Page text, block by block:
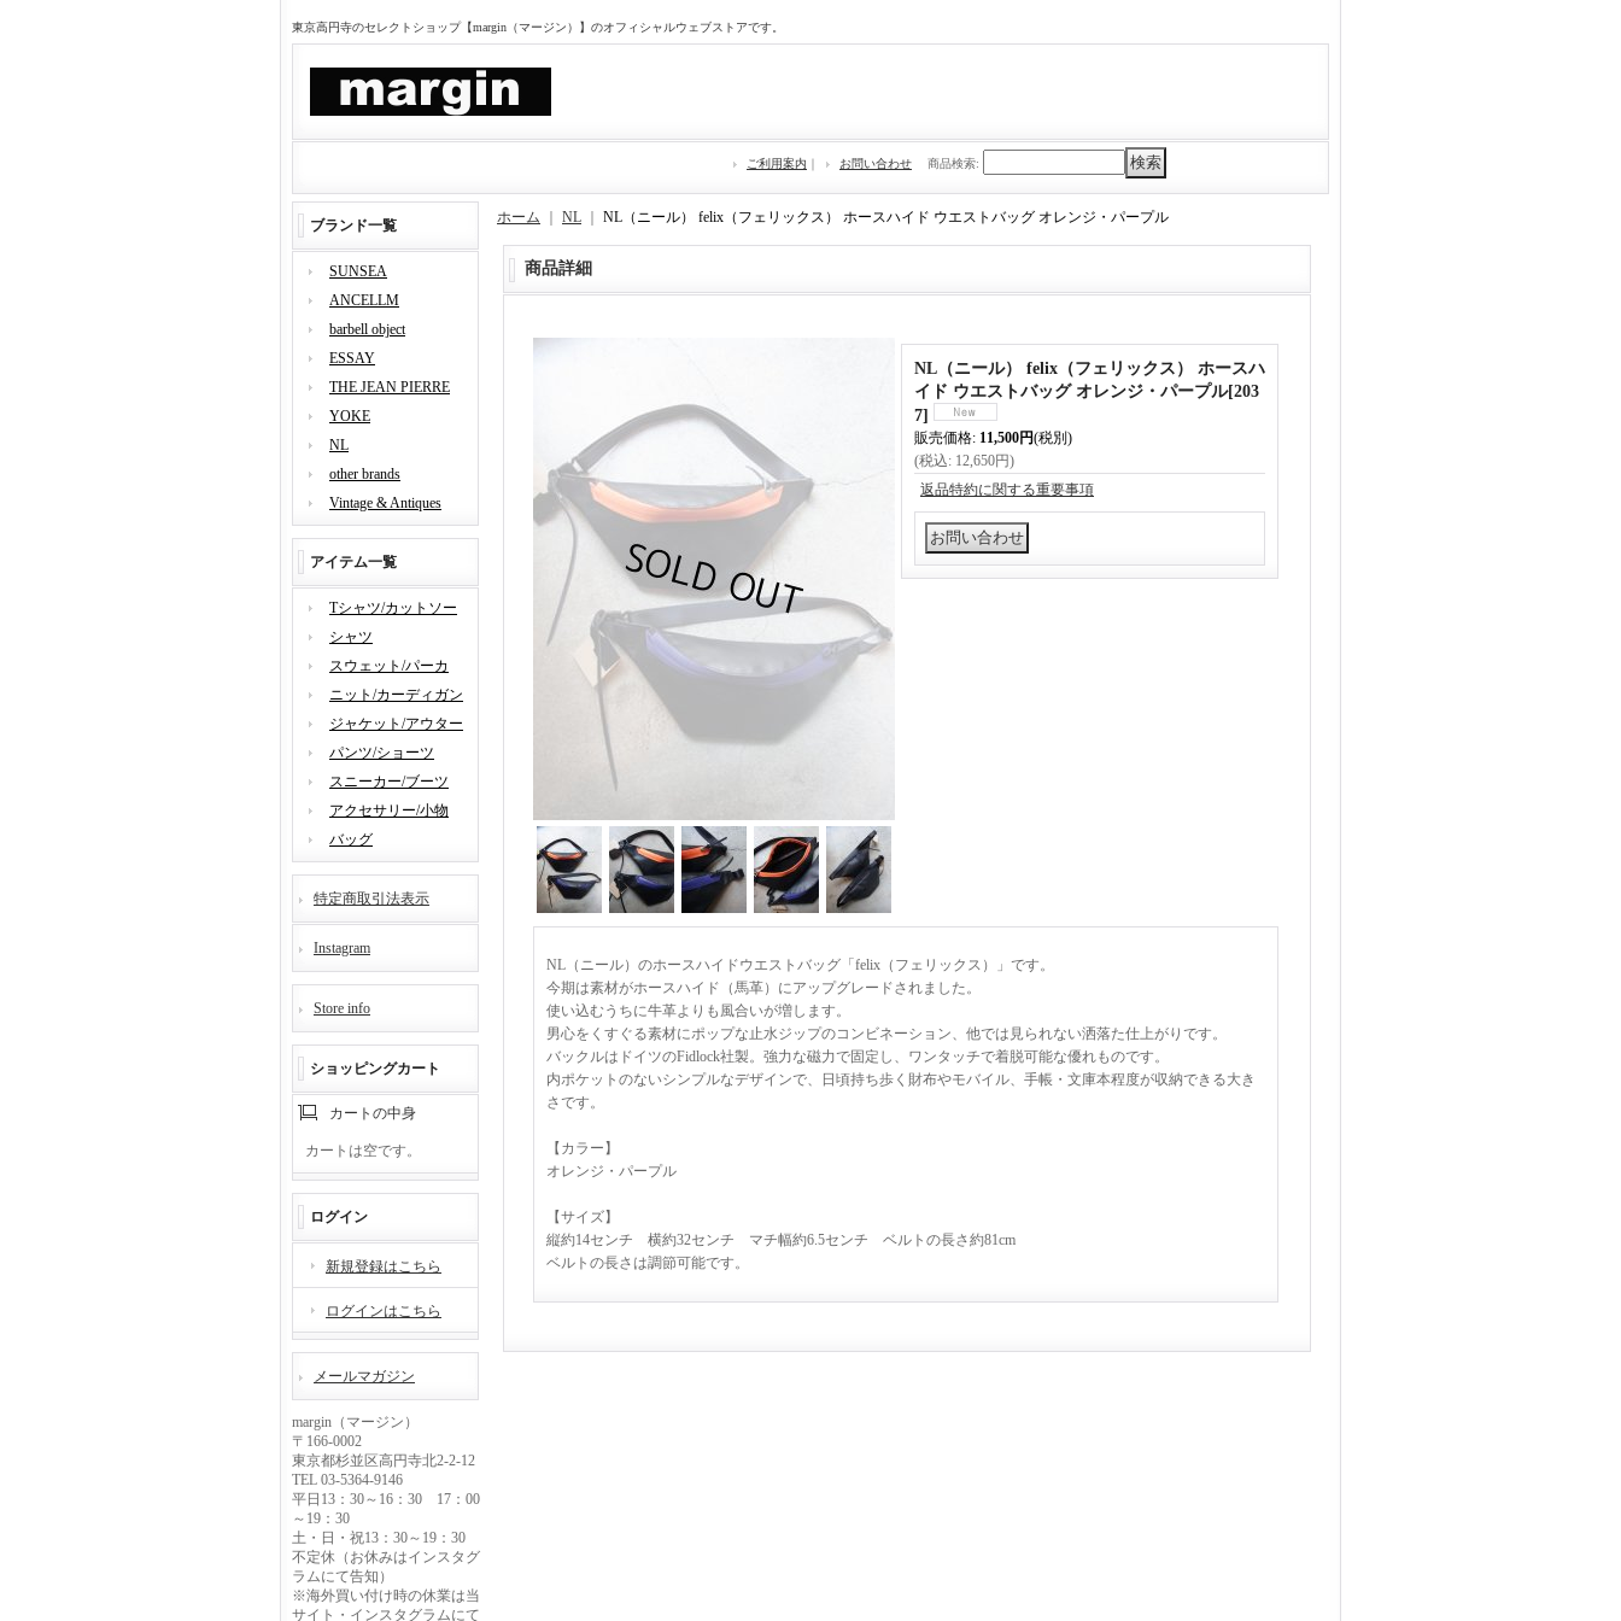
東京高円寺のセレクトショップ【margin（マージン）】のオフィシャルウェブストアです。
ご利用案内 ｜ お問い合わせ 商品検索:
ブランド一覧
SUNSEA
ANCELLM
barbell object
ESSAY
THE JEAN PIERRE
YOKE
NL
other brands
Vintage & Antiques
アイテム一覧
Tシャツ/カットソー
シャツ
スウェット/パーカ
ニット/カーディガン
ジャケット/アウター
パンツ/ショーツ
スニーカー/ブーツ
アクセサリー/小物
バッグ
特定商取引法表示
Instagram
Store info
ショッピングカート
カートの中身
カートは空です。
ログイン
新規登録はこちら
ログインはこちら
メールマガジン
margin（マージン）
〒166-0002
東京都杉並区高円寺北2-2-12
TEL 03-5364-9146
平日13：30～16：30 17：00
～19：30
土・日・祝13：30～19：30
不定休（お休みはインスタグ
ラムにて告知）
※海外買い付け時の休業は当
サイト・インスタグラムにて
ホーム NL NL（ニール） felix（フェリックス） ホースハイド ウエストバッグ オレンジ・パープル
商品詳細
NL（ニール） felix（フェリックス） ホースハ
イド ウエストバッグ オレンジ・パープル[203
7]
販売価格: 11,500円(税別)
(税込: 12,650円)
返品特約に関する重要事項
NL（ニール）のホースハイドウエストバッグ「felix（フェリックス）」です。
今期は素材がホースハイド（馬革）にアップグレードされました。
使い込むうちに牛革よりも風合いが増します。
男心をくすぐる素材にポップな止水ジップのコンビネーション、他では見られない洒落た仕上がりです。
バックルはドイツのFidlock社製。強力な磁力で固定し、ワンタッチで着脱可能な優れものです。
内ポケットのないシンプルなデザインで、日頃持ち歩く財布やモバイル、手帳・文庫本程度が収納できる大き
さです。
【カラー】
オレンジ・パープル
【サイズ】
縦約14センチ 横約32センチ マチ幅約6.5センチ ベルトの長さ約81cm
ベルトの長さは調節可能です。